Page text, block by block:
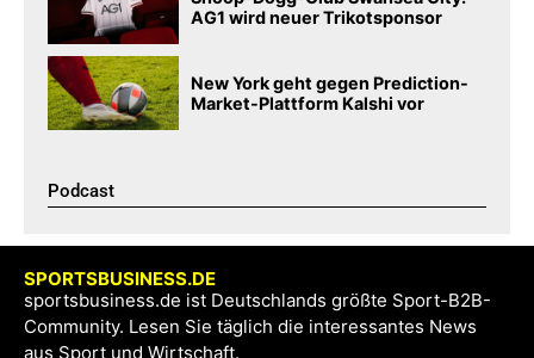
AG1 wird neuer Trikotsponsor
New York geht gegen Prediction-
Market-Plattform Kalshi vor
Podcast​
SPORTSBUSINESS.DE
sportsbusiness.de ist Deutschlands größte Sport-B2B-
Community. Lesen Sie täglich die interessantes News
aus Sport und Wirtschaft.